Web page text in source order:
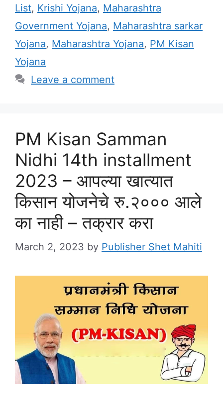
List, Krishi Yojana, Maharashtra
Government Yojana, Maharashtra sarkar
Yojana, Maharashtra Yojana, PM Kisan
Yojana
Leave a comment
PM Kisan Samman
Nidhi 14th installment
2023 – आपल्या खात्यात
किसान योजनेचे रु.२००० आले
का नाही – तक्रार करा
March 2, 2023 by Publisher Shet Mahiti